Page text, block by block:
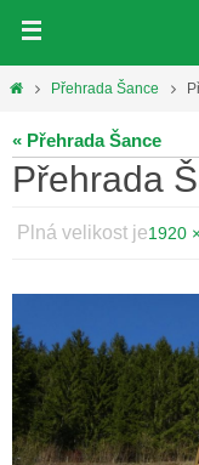
obsahHomePřehrada Šance
« Přehrada Šance
Přehrada
Plná velikost je1920